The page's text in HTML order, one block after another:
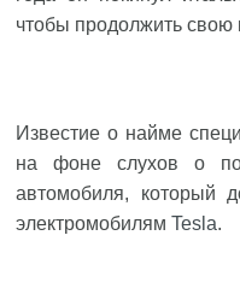
чтобы продолжить свою
Известие о найме
на фоне слухов о
автомобиля, который
электромобилямTesla.